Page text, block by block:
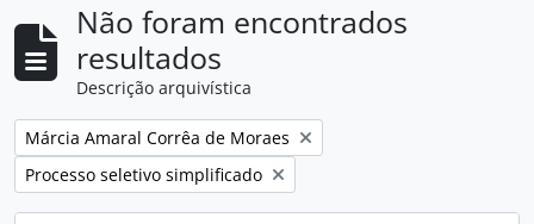
Não foram encontrados
resultados
Descrição arquivística
Remover filtro:
Márcia Amaral Corrêa de Moraes
Remover filtro:
Processo seletivo simplificado